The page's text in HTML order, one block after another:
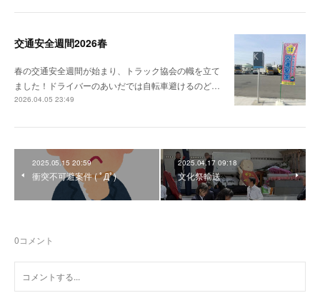
交通安全週間2026春
春の交通安全週間が始まり、トラック協会の幟を立て
ました！ドライバーのあいだでは自転車避けるのど…
2026.04.05 23:49
2025.05.15 20:59
衝突不可避案件 ( ﾟДﾟ)
2025.04.17 09:18
文化祭輸送
0コメント